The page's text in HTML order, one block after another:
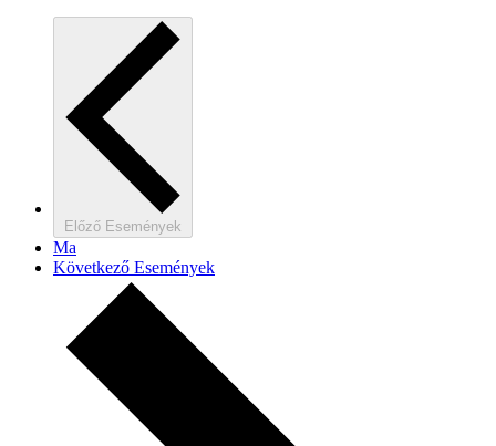
Előző Események
Ma
Következő Események